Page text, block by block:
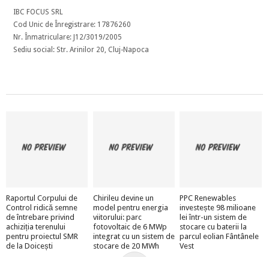
IBC FOCUS SRL
Cod Unic de Înregistrare: 17876260
Nr. Înmatriculare: J12/3019/2005
Sediu social: Str. Arinilor 20, Cluj-Napoca
Raportul Corpului de
Control ridică semne
de întrebare privind
achiziția terenului
pentru proiectul SMR
de la Doicești
Chirileu devine un
model pentru energia
viitorului: parc
fotovoltaic de 6 MWp
integrat cu un sistem de
stocare de 20 MWh
PPC Renewables
investește 98 milioane
lei într-un sistem de
stocare cu baterii la
parcul eolian Fântânele
Vest